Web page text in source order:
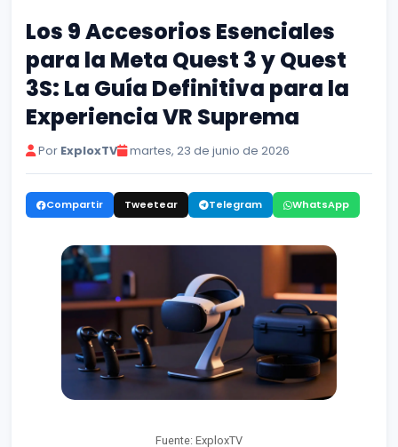
Los 9 Accesorios Esenciales
para la Meta Quest 3 y Quest
3S: La Guía Definitiva para la
Experiencia VR Suprema
Por ExploxTV martes, 23 de junio de 2026
Compartir Tweetear Telegram WhatsApp
Fuente: ExploxTV